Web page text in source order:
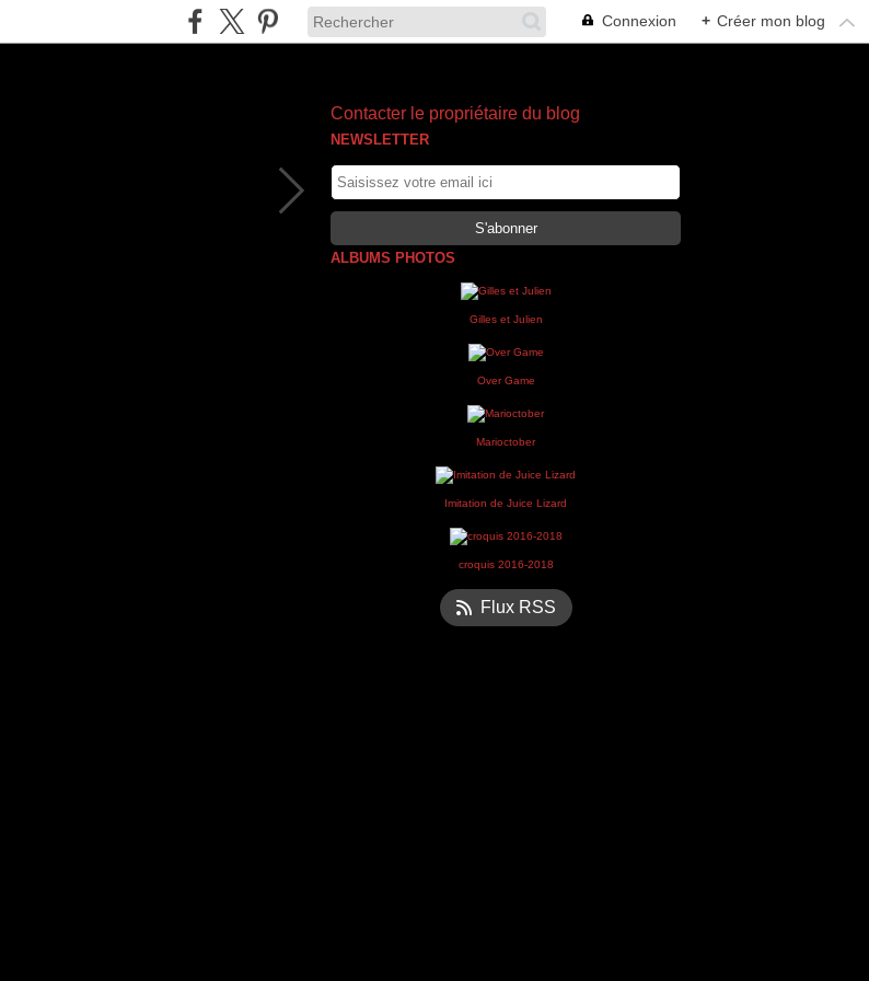
Connexion + Créer mon blog
Contacter le propriétaire du blog
NEWSLETTER
ALBUMS PHOTOS
Gilles et Julien
Over Game
Marioctober
Imitation de Juice Lizard
croquis 2016-2018
Flux RSS